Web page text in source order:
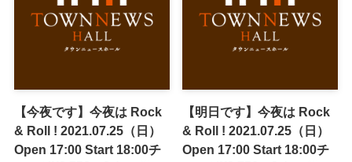
【今夜です】今夜は Rock
& Roll ! 2021.07.25（日）
Open 17:00 Start 18:00チ
【明日です】今夜は Rock
& Roll ! 2021.07.25（日）
Open 17:00 Start 18:00チ